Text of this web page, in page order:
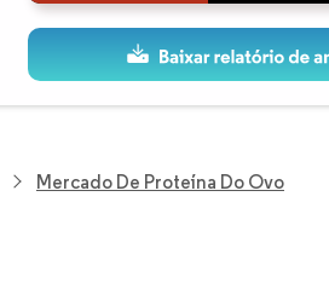
Mercado De Proteína Do Ovo